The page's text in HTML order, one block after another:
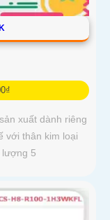
xuất dành riêng
với thân kim loại
lượng 5